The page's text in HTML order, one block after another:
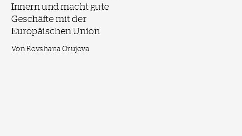
Innern und macht gute
Geschäfte mit der
Europäischen Union
Von Rovshana Orujova